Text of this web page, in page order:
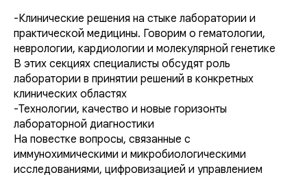
-Клинические решения на стыке лаборатории и
практической медицины. Говорим о гематологии,
неврологии, кардиологии и молекулярной генетике
В этих секциях специалисты обсудят роль
лаборатории в принятии решений в конкретных
клинических областях
-Технологии, качество и новые горизонты
лабораторной диагностики
На повестке вопросы, связанные с
иммунохимическими и микробиологическими
исследованиями, цифровизацией и управлением